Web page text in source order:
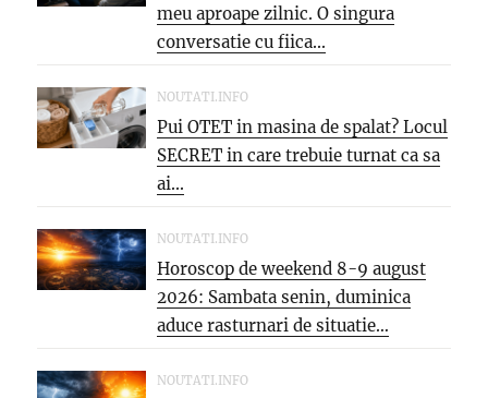
meu aproape zilnic. O singura
conversatie cu fiica...
NOUTATI.INFO
Pui OTET in masina de spalat? Locul
SECRET in care trebuie turnat ca sa
ai...
NOUTATI.INFO
Horoscop de weekend 8-9 august
2026: Sambata senin, duminica
aduce rasturnari de situatie…
NOUTATI.INFO